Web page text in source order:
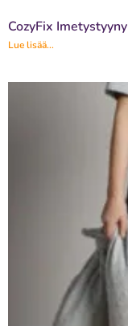
CozyFix Imetystyyny
Lue lisää...